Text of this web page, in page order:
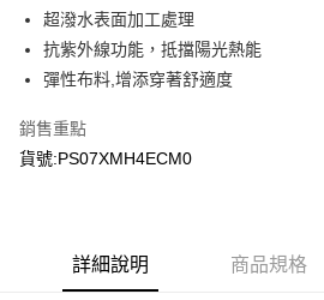
超潑水表面加工處理
抗紫外線功能，抵擋陽光熱能
彈性布料,增添穿著舒適度
銷售重點
貨號:PS07XMH4ECM0
詳細說明 商品規格